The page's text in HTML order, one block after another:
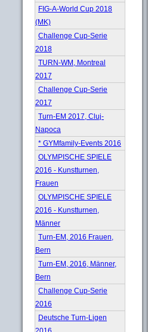
FIG-A-World Cup 2018
(MK)
Challenge Cup-Serie
2018
TURN-WM, Montreal
2017
Challenge Cup-Serie
2017
Turn-EM 2017, Cluj-
Napoca
* GYMfamily-Events 2016
OLYMPISCHE SPIELE
2016 - Kunstturnen,
Frauen
OLYMPISCHE SPIELE
2016 - Kunstturnen,
Männer
Turn-EM, 2016 Frauen,
Bern
Turn-EM, 2016, Männer,
Bern
Challenge Cup-Serie
2016
Deutsche Turn-Ligen